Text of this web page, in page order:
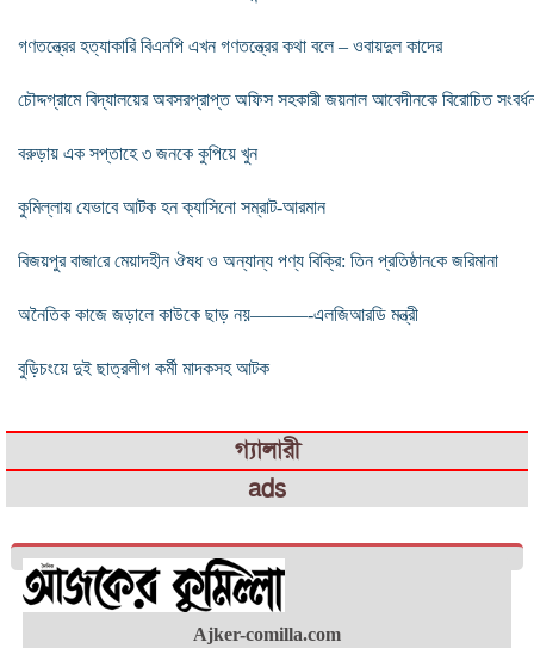
গণতন্ত্রের হত্যাকারি বিএনপি এখন গণতন্ত্রের কথা বলে – ওবায়দুল কাদের
চৌদ্দগ্রামে বিদ্যালয়ের অবসরপ্রাপ্ত অফিস সহকারী জয়নাল আবেদীনকে বিরোচিত
বরুড়ায় এক সপ্তাহে ৩ জনকে কুপিয়ে খুন
কুমিল্লায় যেভাবে আটক হন ক্যাসিনো সম্রাট-আরমান
বিজয়পুর বাজা‌রে মেয়াদহীন ঔষধ ও অন্যান্য পণ্য বিক্রি: তিন প্রতিষ্ঠান‌কে জ‌রিমানা
অনৈতিক কাজে জড়ালে কাউকে ছাড় নয়———-এলজিআরডি মন্ত্রী
বুড়িচংয়ে দুই ছাত্রলীগ কর্মী মাদকসহ আটক
গ্যালারী
ads
Ajker-comilla.com